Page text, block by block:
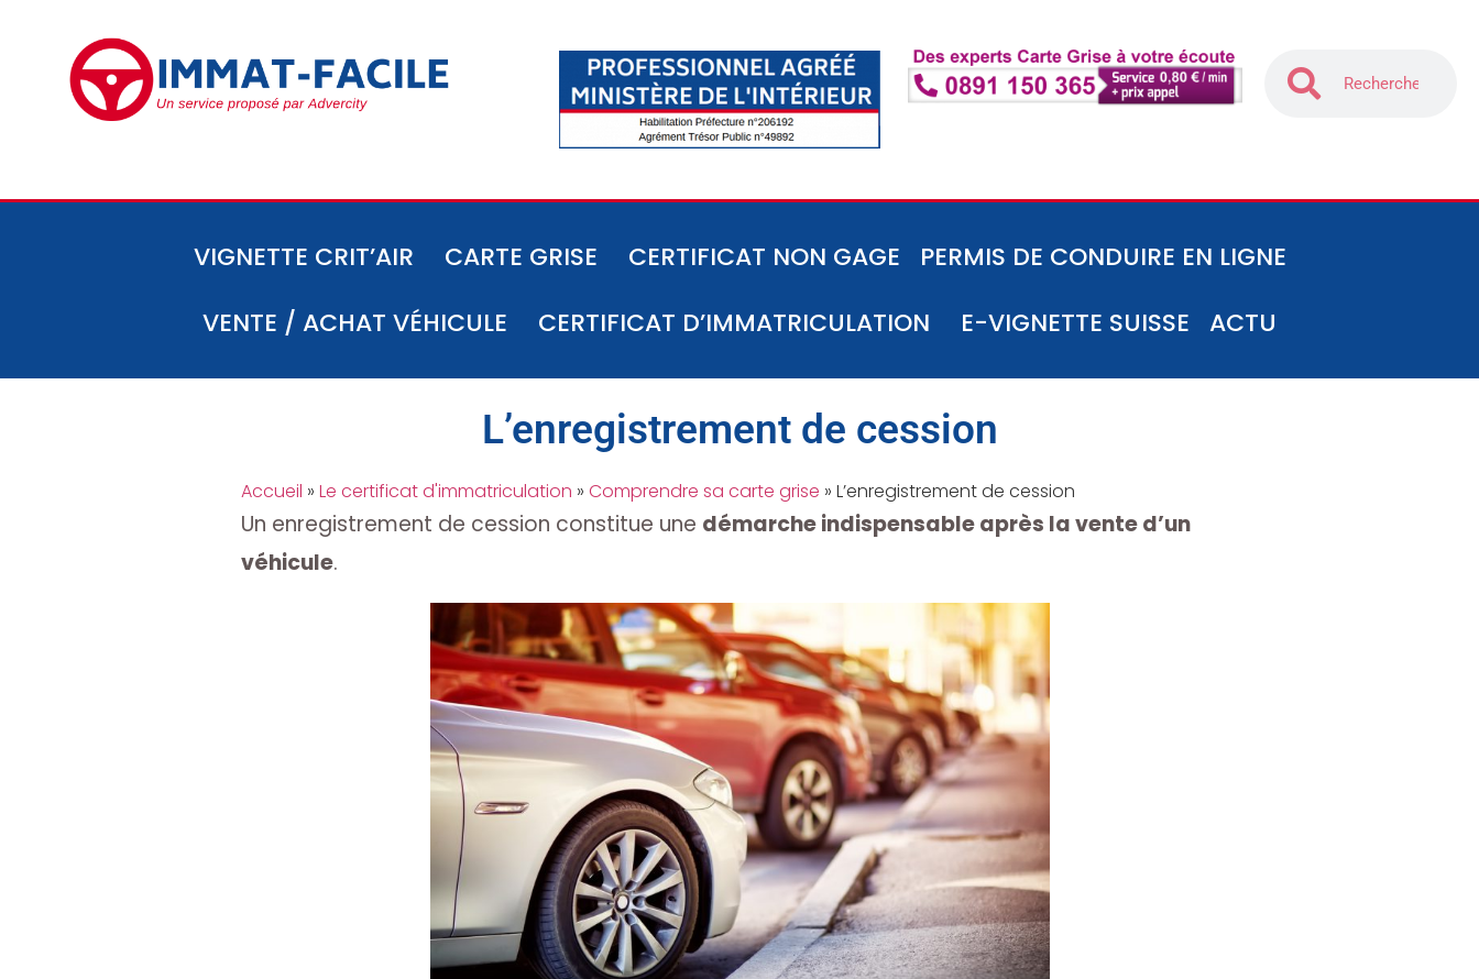
VIGNETTE CRIT’AIR CARTE GRISE CERTIFICAT NON GAGE
PERMIS DE CONDUIRE EN LIGNE
VENTE / ACHAT VÉHICULE
CERTIFICAT D’IMMATRICULATION E-VIGNETTE SUISSE ACTU
L’enregistrement de cession
Accueil » Le certificat d'immatriculation » Comprendre sa carte grise » L’enregistrement de cession
Un enregistrement de cession constitue une démarche indispensable après la vente d’un
véhicule.